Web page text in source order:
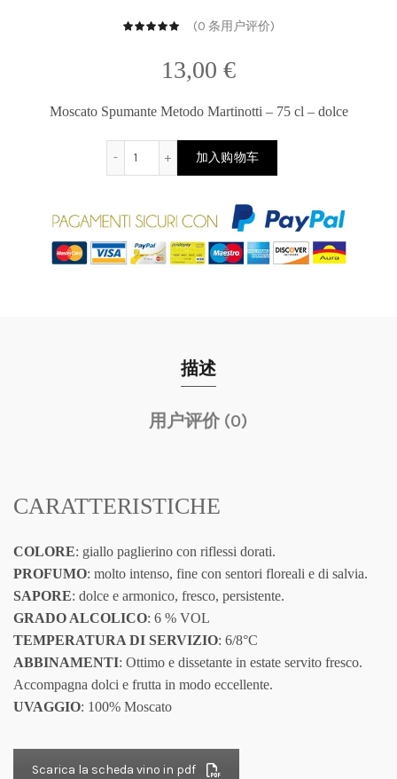
(0 条用户评价)
13,00 €
Moscato Spumante Metodo Martinotti – 75 cl – dolce
Moscato Vino Spumante Metodo Martinotti
加入购物车
描述
用户评价 (0)
CARATTERISTICHE
COLORE: giallo paglierino con riflessi dorati.
PROFUMO: molto intenso, fine con sentori floreali e di salvia.
SAPORE: dolce e armonico, fresco, persistente.
GRADO ALCOLICO: 6 % VOL
TEMPERATURA DI SERVIZIO: 6/8°C
ABBINAMENTI: Ottimo e dissetante in estate servito fresco.
Accompagna dolci e frutta in modo eccellente.
UVAGGIO: 100% Moscato
Scarica la scheda vino in pdf